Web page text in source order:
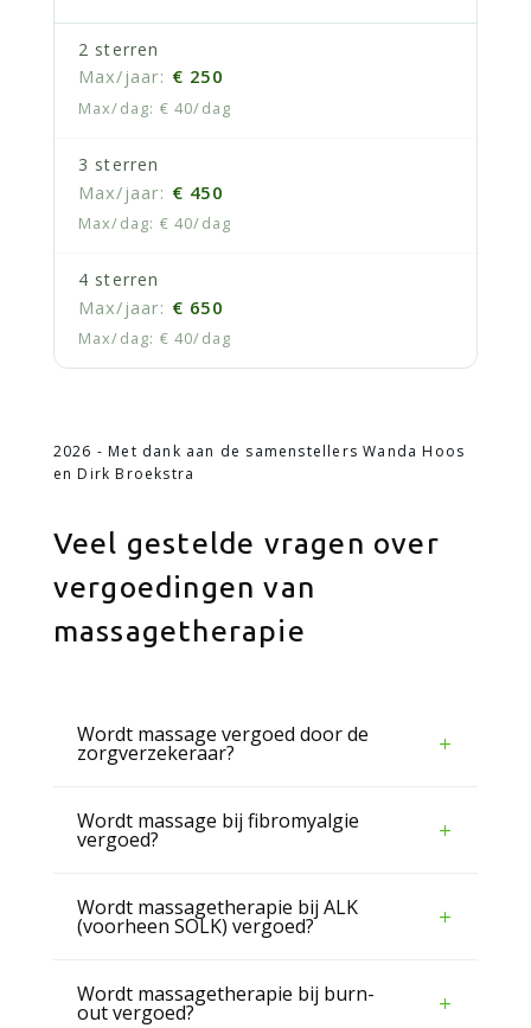
2 sterren
€ 250
€ 40/dag
3 sterren
€ 450
€ 40/dag
4 sterren
€ 650
€ 40/dag
2026 - Met dank aan de samenstellers Wanda Hoos
en Dirk Broekstra
Veel gestelde vragen over
vergoedingen van
massagetherapie
Wordt massage vergoed door de
zorgverzekeraar?
Wordt massage bij fibromyalgie
vergoed?
Wordt massagetherapie bij ALK
(voorheen SOLK) vergoed?
Wordt massagetherapie bij burn-
out vergoed?